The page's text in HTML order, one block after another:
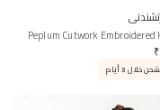
Peplum Cutwork Embroidered
₹
خلال 3 أيام